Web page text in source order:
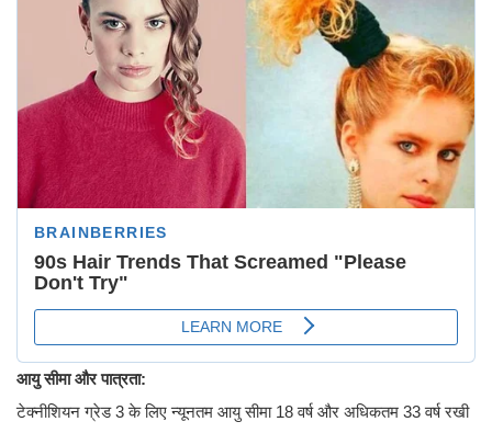
आयु सीमा और पात्रता:
टेक्नीशियन ग्रेड 3 के लिए न्यूनतम आयु सीमा 18 वर्ष और अधिकतम 33 वर्ष रखी